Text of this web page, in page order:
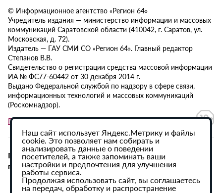
© Информационное агентство «Регион 64»
Учредитель издания — министерство информации и массовых
коммуникаций Саратовской области (410042, г. Саратов, ул.
Московская, д. 72).
Издатель — ГАУ СМИ СО «Регион 64». Главный редактор
Степанов В.В.
Свидетельство о регистрации средства массовой информации
ИА № ФС77-60442 от 30 декабря 2014 г.
Выдано Федеральной службой по надзору в сфере связи,
информационных технологий и массовых коммуникаций
(Роскомнадзор).
Политика в отношении обработки персональных данных
При использовании материалов сайта активная
гиперссылка на ИА «Регион 64» обязательна.
Наш сайт использует Яндекс.Метрику и файлы
cookie. Это позволяет нам собирать и
анализировать данные о поведении
посетителей, а также запоминать ваши
настройки и предпочтения для улучшения
работы сервиса.
Продолжая использовать сайт, вы соглашаетесь
на передач, обработку и распространение